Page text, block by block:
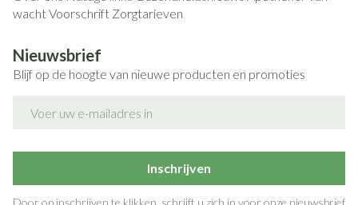
wachtVoorschrift Zorgtarieven
Nieuwsbrief
Blijf op de hoogte van nieuwe producten en promoties
Inschrijven
Door op inschrijven te klikken, schrijft u zich in voor onze nieuwsbrief